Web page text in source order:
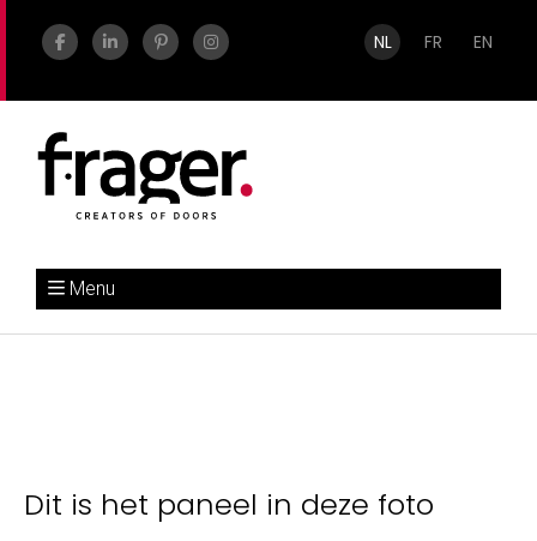
NL FR EN
Menu
Dit is het paneel in deze foto